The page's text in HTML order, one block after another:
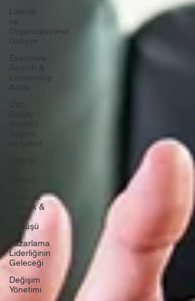
Liderlik
ve
Organizasyonel
Gelişim
Leadership
ve Liderl
Stratejik
Liderlik &
Dijital
Dönüşü
Pazarlama
Liderliğinin
Geleceği
Değişim
Yönetimi